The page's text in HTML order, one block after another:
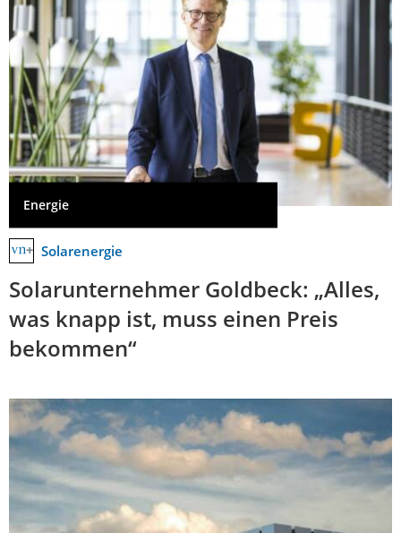
Energie
Solarenergie
Solarunternehmer Goldbeck: „Alles,
was knapp ist, muss einen Preis
bekommen“